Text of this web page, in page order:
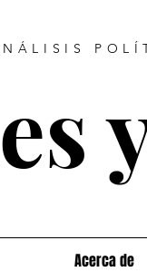
Acerca de